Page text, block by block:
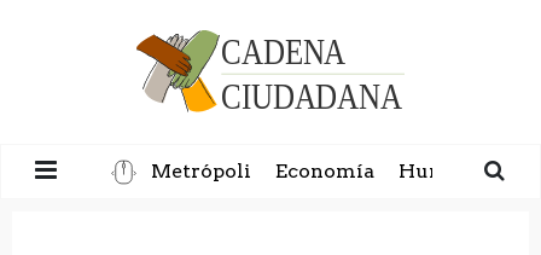
Metrópoli Economía Humanidad